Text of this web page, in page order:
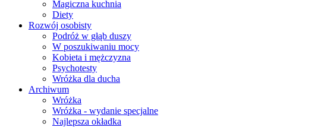
Magiczna kuchnia
Diety
Rozwój osobisty
Podróż w głąb duszy
W poszukiwaniu mocy
Kobieta i mężczyzna
Psychotesty
Wróżka dla ducha
Archiwum
Wróżka
Wróżka - wydanie specjalne
Najlepsza okładka